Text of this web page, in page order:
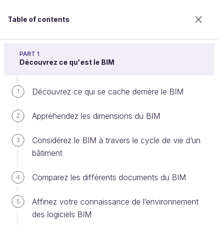
Table of contents
PART 1
Découvrez ce qu'est le BIM
1 Découvrez ce qui se cache derrière le BIM
2 Appréhendez les dimensions du BIM
3
Considérez le BIM à travers le cycle de vie d’un
bâtiment
4 Comparez les différents documents du BIM
5
Affinez votre connaissance de l’environnement
des logiciels BIM
Analysez les Objectifs BIM
Welcome to the 100% online school for careers with
a future.
Get free access to all the features of this course
(quizzes, videos, unlimited access to all chapters) by
creating an account.